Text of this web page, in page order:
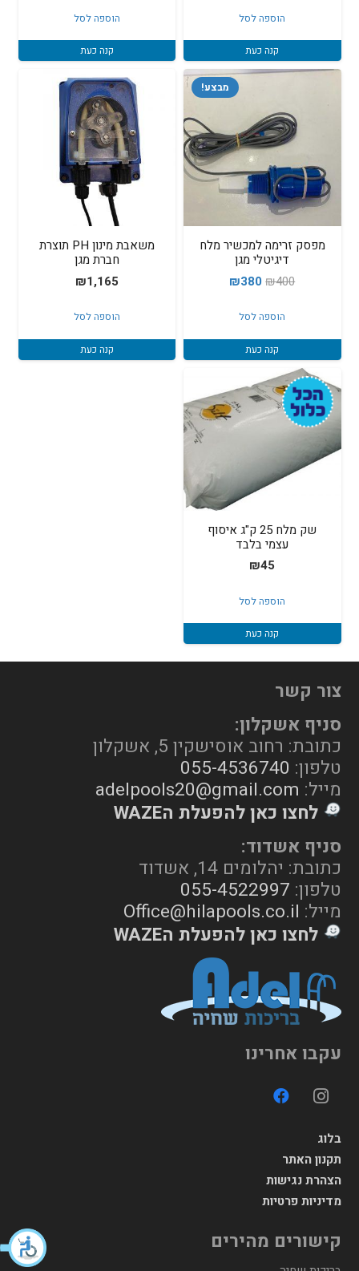
הוספה לסל
קנה כעת
הוספה לסל
קנה כעת
מבצע!
מפסק זרימה למכשיר מלח
דיגיטלי מגן
₪400
המחיר
היה:
₪400.
₪380
המחיר
₪380.
הוספה לסל
קנה כעת
משאבת מינון PH תוצרת
חברת מגן
₪1,165
הוספה לסל
קנה כעת
שק מלח 25 ק"ג איסוף
עצמי בלבד
₪45
הוספה לסל
קנה כעת
צור קשר
סניף אשקלון:
כתובת: רחוב אוסישקין 5, אשקלון
טלפון: 055-4536740
מייל: adelpools20@gmail.com
לחצו כאן להפעלת הWAZE
סניף אשדוד:
כתובת: יהלומים 14, אשדוד
טלפון: 055-4522997
מייל: Office@hilapools.co.il
לחצו כאן להפעלת הWAZE
עקבו אחרינו
בלוג
תקנון האתר
הצהרת נגישות
מדיניות פרטיות
קישורים מהירים